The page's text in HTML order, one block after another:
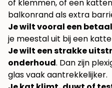
of klemmen, of een
balkonrand als extra
Je wilt vooral een
je meestal uit bij een
Je wilt een strakke
onderhoud. Dan zijn
glas vaak aantrekkelijker.